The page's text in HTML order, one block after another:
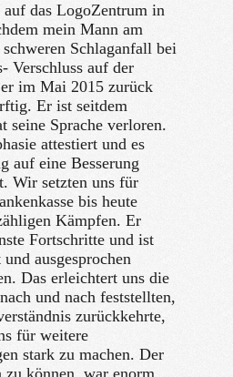
das LogoZentrum in
mein Mann am
Schlaganfall bei
Verschluss auf der
im Mai 2015 zurück
Er ist seitdem
seine Sprache verloren.
attestiert und es
auf eine Besserung
Wir setzten uns für
bis heute
Kämpfen. Er
Fortschritte und ist
ausgesprochen
Das erleichtert uns die
und nach feststellten,
zurückkehrte,
für weitere
stark zu machen. Der